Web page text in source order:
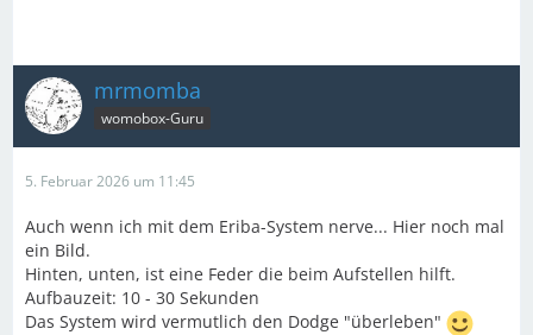
mrmomba
womobox-Guru
5. Februar 2026 um 11:45
Auch wenn ich mit dem Eriba-System nerve... Hier noch mal
ein Bild.
Hinten, unten, ist eine Feder die beim Aufstellen hilft.
Aufbauzeit: 10 - 30 Sekunden
Das System wird vermutlich den Dodge "überleben"